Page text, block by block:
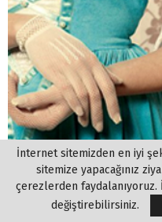
Tutkunun Sırrı
İnternet sitemizden en iyi
sitemize yapacağınız
çerezlerden faydalanıyoruz.
değiştirebilirsiniz.